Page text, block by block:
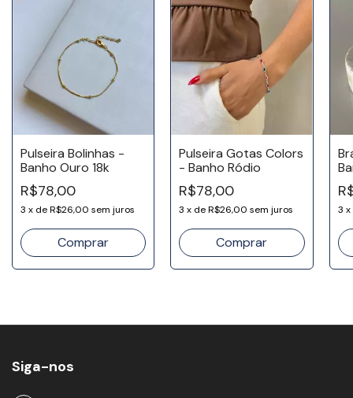
Pulseira Bolinhas -
Banho Ouro 18k
R$78,00
3 x deR$26,00 sem juros
Pulseira Gotas Colors
- Banho Ródio
R$78,00
3 x deR$26,00 sem juros 3 x
Siga-nos